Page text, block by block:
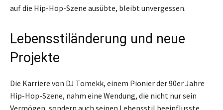
auf die Hip-Hop-Szene ausübte, bleibt unvergessen.
Lebensstiländerung und neue
Projekte
Die Karriere von DJ Tomekk, einem Pionier der 90er Jahre
Hip-Hop-Szene, nahm eine Wendung, die nicht nur sein
Vermögen, sondern auch seinen Lebensstil beeinflusste.